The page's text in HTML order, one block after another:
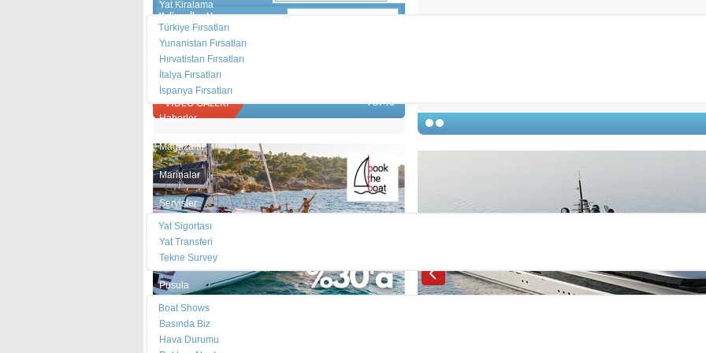
Yat Kiralama
Türkiye Fırsatları
Yunanistan Fırsatları
Hırvatistan Fırsatları
İtalya Fırsatları
İspanya Fırsatları
Haberler
Mağazalar
Marinalar
Servisler
Yat Sigortası
Yat Transferi
Tekne Survey
Pusula
Boat Shows
Basında Biz
Hava Durumu
Kelime-İlan Numarası:
TÜMÜ
VİDEO GALERİ
Jeanneau 53, 2010 ...
Jeanneau
FİYAT : 235,000 €